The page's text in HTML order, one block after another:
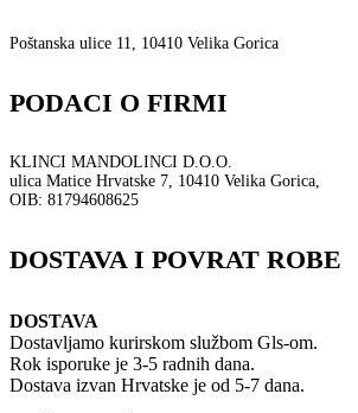
Poštanska ulice 11, 10410 Velika Gorica
PODACI O FIRMI
KLINCI MANDOLINCI D.O.O.
ulica Matice Hrvatske 7, 10410 Velika Gorica,
OIB: 81794608625
DOSTAVA I POVRAT ROBE
DOSTAVA
Dostavljamo kurirskom službom Gls-om.
Rok isporuke je 3-5 radnih dana.
Dostava izvan Hrvatske je od 5-7 dana.